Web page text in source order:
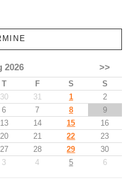
2026 >>
T F S
S
30 31 1
2
6 7 8
9
13 14 15
16
20 21 22
23
27 28 29
30
3 4 5 6